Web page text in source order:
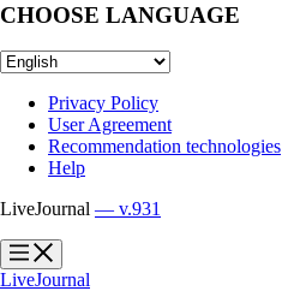
CHOOSE LANGUAGE
Privacy Policy
User Agreement
Recommendation technologies
Help
LiveJournal — v.931
?
?
LiveJournal